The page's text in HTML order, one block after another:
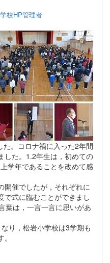
校HP管理者
。コロナ禍に入った2年間
した。1.2年生は，初めての
学年であることを改めて感
催でしたが，それぞれに
で式に臨むことができまし
葉は，一言一言に思いがあ
り，松岩小学校は3学期も